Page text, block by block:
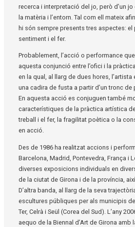
recerca i interpretació del jo, però d’un jo
la matèria i l’entorn. Tal com ell mateix
hi són sempre presents tres aspectes: el
sentiment i el fer.
Probablement, l’acció o performance
aquesta conjunció entre l’ofici i la
en la qual, al llarg de dues hores,
una cadira de fusta a partir d’un tronc de
En aquesta acció es conjuguen també
característiques de la pràctica artística
treball i el fer, la fragilitat poètica o la
en acció.
Des de 1986 ha realitzat accions i
Barcelona, Madrid, Pontevedra, França i
diverses exposicions individuals en
de la ciutat de Girona i de la província,
D’altra banda, al llarg de la seva
escultures públiques per als municipis
Ter, Celrà i Seül (Corea del Sud). L’any
aequo de la Biennal d’Art de Girona amb